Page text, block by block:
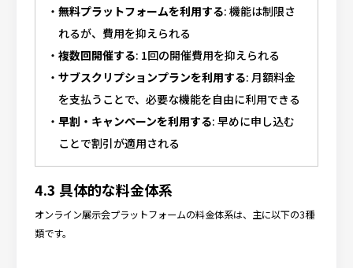
無料プラットフォームを利用する: 機能は制限さ
れるが、費用を抑えられる
複数回開催する: 1回の開催費用を抑えられる
サブスクリプションプランを利用する: 月額料金
を支払うことで、必要な機能を自由に利用できる
早割・キャンペーンを利用する: 早めに申し込む
ことで割引が適用される
4.3 具体的な料金体系
オンライン展示会プラットフォームの料金体系は、主に以下の3種
類です。